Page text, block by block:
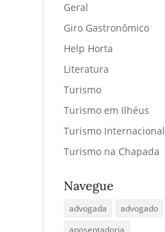
Geral
Giro Gastronômico
Help Horta
Literatura
Turismo
Turismo em Ilhéus
Turismo Internacional
Turismo na Chapada
Navegue
advogada
advogado